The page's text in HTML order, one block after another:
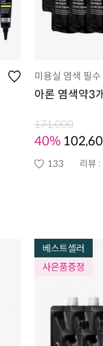
미용실 염색 필수
아론 염색약3
171,000
40%
133 리뷰 :